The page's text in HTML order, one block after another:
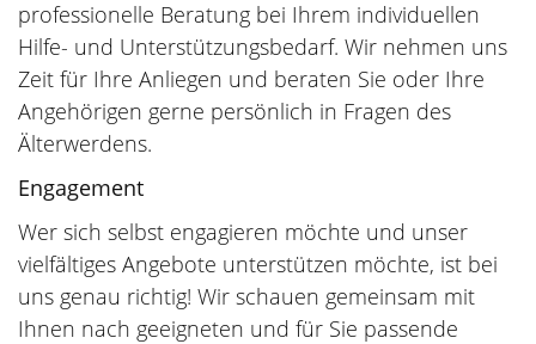
professionelle Beratung bei Ihrem individuellen
Hilfe- und Unterstützungsbedarf. Wir nehmen uns
Zeit für Ihre Anliegen und beraten Sie oder Ihre
Angehörigen gerne persönlich in Fragen des
Älterwerdens.
Engagement
Wer sich selbst engagieren möchte und unser
vielfältiges Angebote unterstützen möchte, ist bei
uns genau richtig! Wir schauen gemeinsam mit
Ihnen nach geeigneten und für Sie passende